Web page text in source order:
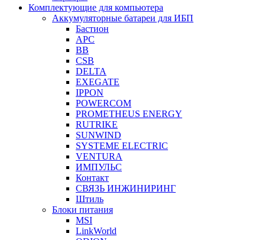
Комплектующие для компьютера
Аккумуляторные батареи для ИБП
Бастион
APC
BB
CSB
DELTA
EXEGATE
IPPON
POWERCOM
PROMETHEUS ENERGY
RUTRIKE
SUNWIND
SYSTEME ELECTRIC
VENTURA
ИМПУЛЬС
Контакт
СВЯЗЬ ИНЖИНИРИНГ
Штиль
Блоки питания
MSI
LinkWorld